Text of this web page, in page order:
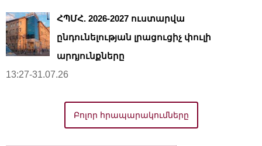
ՀՊՄՀ. 2026-2027 ուստարվա
ընդունելության լրացուցիչ փուլի
արդյունքները
13:27-31.07.26
Բոլոր հրապարակումները